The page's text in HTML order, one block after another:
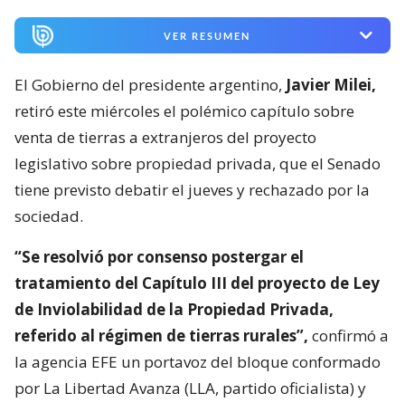
VER RESUMEN
El Gobierno del presidente argentino, Javier Milei,
retiró este miércoles el polémico capítulo sobre
venta de tierras a extranjeros del proyecto
legislativo sobre propiedad privada, que el Senado
tiene previsto debatir el jueves y rechazado por la
sociedad.
“Se resolvió por consenso postergar el
tratamiento del Capítulo III del proyecto de Ley
de Inviolabilidad de la Propiedad Privada,
referido al régimen de tierras rurales”, confirmó a
la agencia EFE un portavoz del bloque conformado
por La Libertad Avanza (LLA, partido oficialista) y